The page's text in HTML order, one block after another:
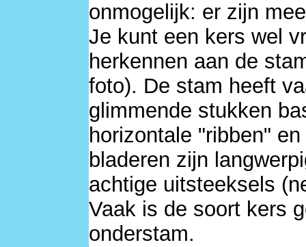
onmogelijk: er zijn
Je kunt een kers wel
herkennen aan de
foto). De stam heeft
glimmende stukken
horizontale "ribben"
bladeren zijn
achtige uitsteeksels
Vaak is de soort kers
onderstam.